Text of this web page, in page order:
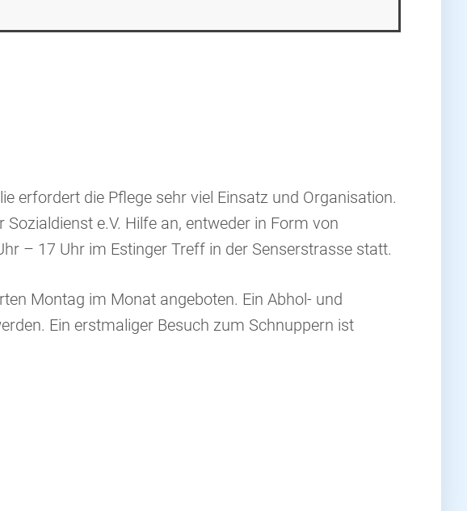
erfordert die Pflege sehr viel Einsatz und Organisation.
e.V. Hilfe an, entweder in Form von
– 17 Uhr im Estinger Treff in der Senserstrasse statt.
Montag im Monat angeboten. Ein Abhol- und
Ein erstmaliger Besuch zum Schnuppern ist